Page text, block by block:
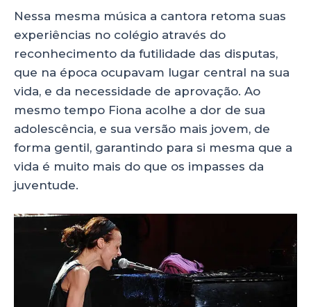
Nessa mesma música a cantora retoma suas
experiências no colégio através do
reconhecimento da futilidade das disputas,
que na época ocupavam lugar central na sua
vida, e da necessidade de aprovação. Ao
mesmo tempo Fiona acolhe a dor de sua
adolescência, e sua versão mais jovem, de
forma gentil, garantindo para si mesma que a
vida é muito mais do que os impasses da
juventude.